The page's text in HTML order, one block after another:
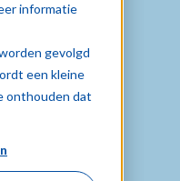
informatie
gevolgd
een kleine
onthouden dat